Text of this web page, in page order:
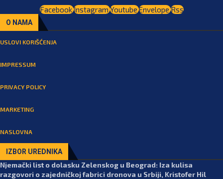
FacebookInstagramYoutubeEnvelopeRss
O NAMA
USLOVI KORIŠĆENJA
IMPRESSUM
PRIVACY POLICY
MARKETING
NASLOVNA
IZBOR UREDNIKA
Njemački list o dolasku Zelenskog u Beograd: Iza kulisa
razgovori o zajedničkoj fabrici dronova u Srbiji, Kristofer Hil